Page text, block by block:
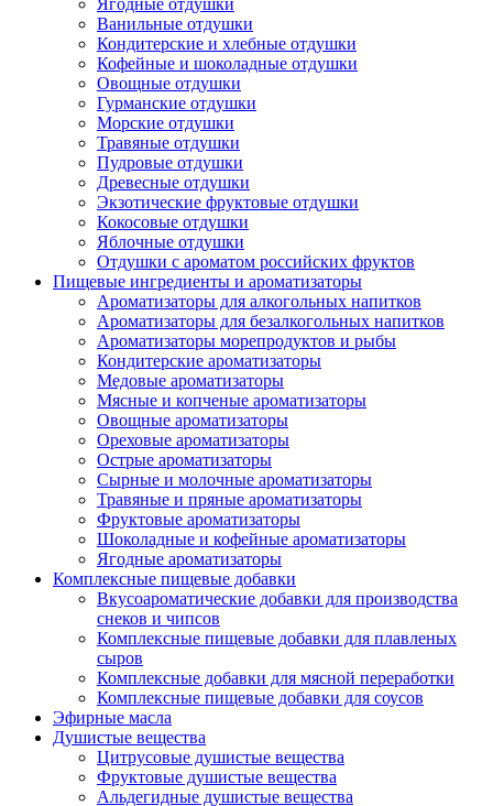
Ягодные отдушки
Ванильные отдушки
Кондитерские и хлебные отдушки
Кофейные и шоколадные отдушки
Овощные отдушки
Гурманские отдушки
Морские отдушки
Травяные отдушки
Пудровые отдушки
Древесные отдушки
Экзотические фруктовые отдушки
Кокосовые отдушки
Яблочные отдушки
Отдушки с ароматом российских фруктов
Пищевые ингредиенты и ароматизаторы
Ароматизаторы для алкогольных напитков
Ароматизаторы для безалкогольных напитков
Ароматизаторы морепродуктов и рыбы
Кондитерские ароматизаторы
Медовые ароматизаторы
Мясные и копченые ароматизаторы
Овощные ароматизаторы
Ореховые ароматизаторы
Острые ароматизаторы
Сырные и молочные ароматизаторы
Травяные и пряные ароматизаторы
Фруктовые ароматизаторы
Шоколадные и кофейные ароматизаторы
Ягодные ароматизаторы
Комплексные пищевые добавки
Вкусоароматические добавки для производства
снеков и чипсов
Комплексные пищевые добавки для плавленых
сыров
Комплексные добавки для мясной переработки
Комплексные пищевые добавки для соусов
Эфирные масла
Душистые вещества
Цитрусовые душистые вещества
Фруктовые душистые вещества
Альдегидные душистые вещества